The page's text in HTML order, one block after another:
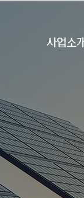
사업소개